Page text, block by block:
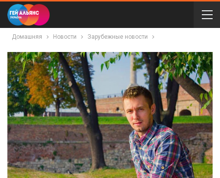
Домашняя Новости Зарубежные новости